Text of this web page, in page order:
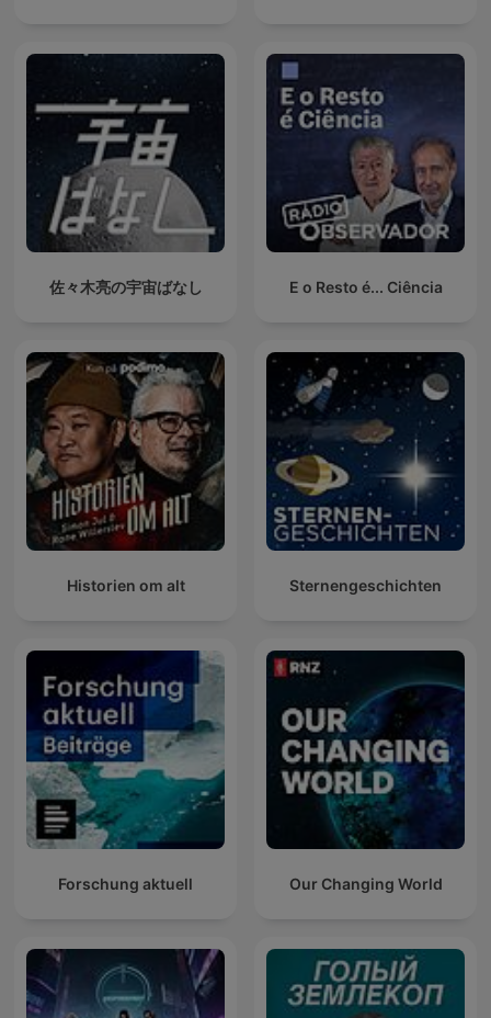
佐々木亮の宇宙ばなし E o Resto é... Ciência
Historien om alt Sternengeschichten
Forschung aktuell Our Changing World